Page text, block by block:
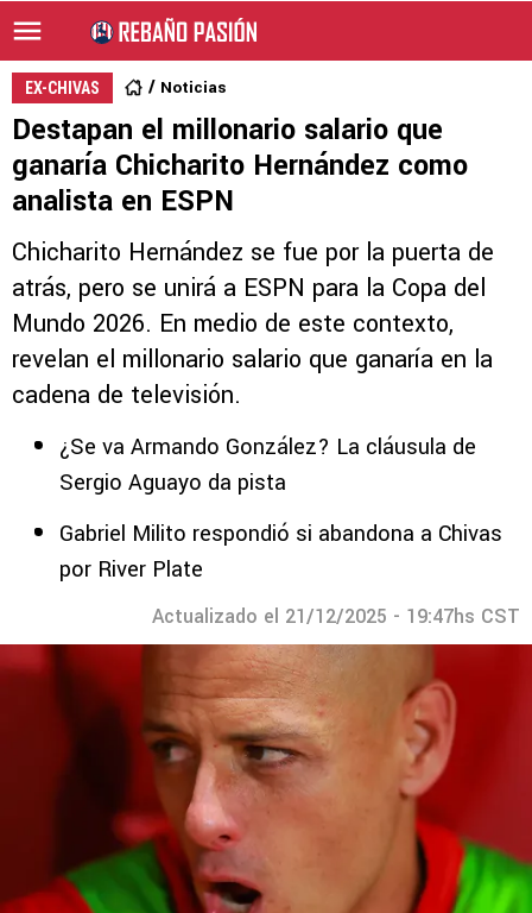
EX-CHIVAS Noticias
Destapan el millonario salario que
ganaría Chicharito Hernández como
analista en ESPN
Chicharito Hernández se fue por la puerta de
atrás, pero se unirá a ESPN para la Copa del
Mundo 2026. En medio de este contexto,
revelan el millonario salario que ganaría en la
cadena de televisión.
¿Se va Armando González? La cláusula de
Sergio Aguayo da pista
Gabriel Milito respondió si abandona a Chivas
por River Plate
Actualizado el 21/12/2025 - 19:47hs CST